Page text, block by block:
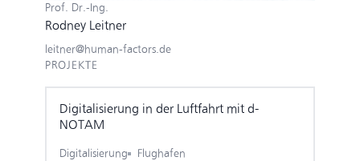
Prof. Dr.-Ing.
Rodney Leitner
leitner@human-factors.de
PROJEKTE
Digitalisierung in der Luftfahrt mit d-
NOTAM
Digitalisierung Flughafen